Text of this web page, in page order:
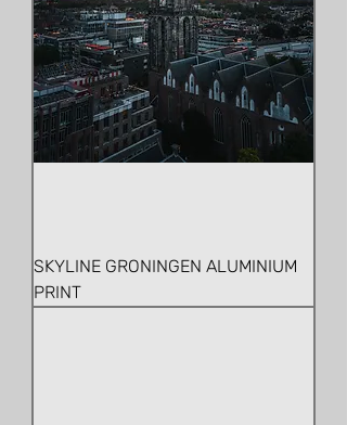
SKYLINE GRONINGEN ALUMINIUM
PRINT